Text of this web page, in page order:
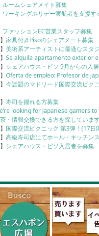
ルームシェアメイト募集
ワーキングホリデー渡航者を支援
ファッションEC営業スタッフ募集
家具付きPisoのシェアメート募集
美術系アーティストに最適なスタ
Se alquila apartamento exterior
シェアハウス・ピソ 9月からの入
Oferta de empleo: Profesor de
今話題のマドリード国際交流ピク
寿司を握れる方募集
looking for Japanese gamers
・情報交換できる方を探していま
国際交流ピクニック 第3弾！(17日
高級寿司店にてホール・キッチン
シェアハウス・ピソ入居者を募集